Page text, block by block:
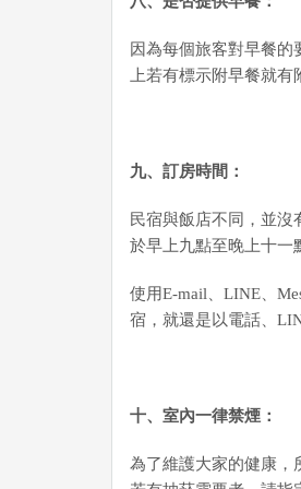
因為每個旅客對早餐
上若有標示附早餐就有
九、訂房時間：
民宿與飯店不同，並
於早上九點至晚上十一
使用E-mail、LINE、
宿，就還是以電話、
十、室內一律禁煙：
為了維護大家的健康，